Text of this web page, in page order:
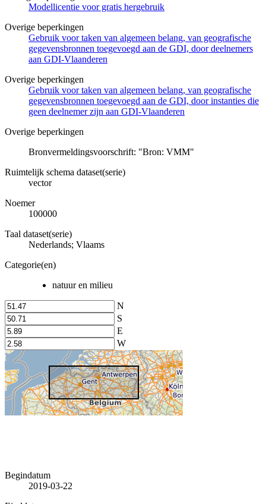
Modellicentie voor gratis hergebruik
Overige beperkingen
Gebruik voor taken van algemeen belang, van geografische
gegevensbronnen toegevoegd aan de GDI, door deelnemers
aan GDI-Vlaanderen
Overige beperkingen
Gebruik voor taken van algemeen belang, van geografische
gegevensbronnen toegevoegd aan de GDI, door instanties die
geen deelnemer zijn aan GDI-Vlaanderen
Overige beperkingen
Bronvermeldingsvoorschrift: "Bron: VMM"
Ruimtelijk schema dataset(serie)
vector
Noemer
100000
Taal dataset(serie)
Nederlands; Vlaams
Categorie(en)
natuur en milieu
N
S
E
W
Begindatum
2019-03-22